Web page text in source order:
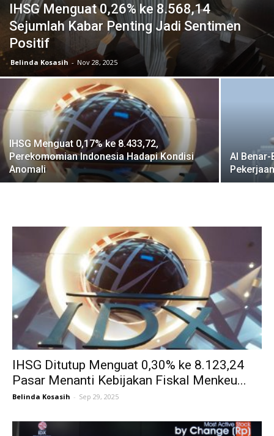
IHSG Menguat 0,26% ke 8.568,14
Sejumlah Kabar Penting Jadi Sentimen
Positif
Belinda Kosasih - Nov 28, 2025
IHSG Menguat 0,17% ke 8.433,72,
Perekomomian Indonesia Hadapi Kondisi
Anomali
AI
IHSG Ditutup Menguat 0,30% ke 8.123,24
Pasar Menanti Kebijakan Fiskal Menkeu...
Belinda Kosasih - Sep 29, 2025